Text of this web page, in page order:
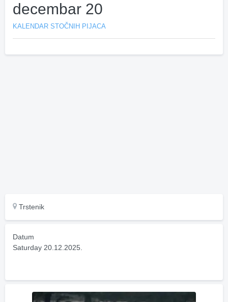
decembar 20
KALENDAR STOČNIH PIJACA
Trstenik
Datum
Saturday 20.12.2025.